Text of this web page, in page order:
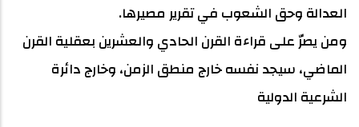
العدالة وحق الشعوب في تقرير مصيرها.
ومن يصرّ على قراءة القرن الحادي والعشرين بعقلية القرن
الماضي، سيجد نفسه خارج منطق الزمن، وخارج دائرة
الشرعية الدولية